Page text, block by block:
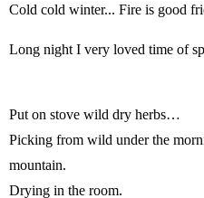
Cold cold winter... Fire is good
Long night I very loved time of
Put on stove wild dry herbs…
Picking from wild under the
mountain.
Drying in the room.